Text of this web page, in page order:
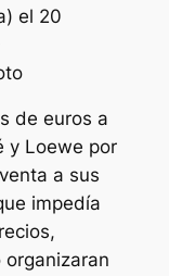
el 20
de euros a
y Loewe por
a sus
impedía